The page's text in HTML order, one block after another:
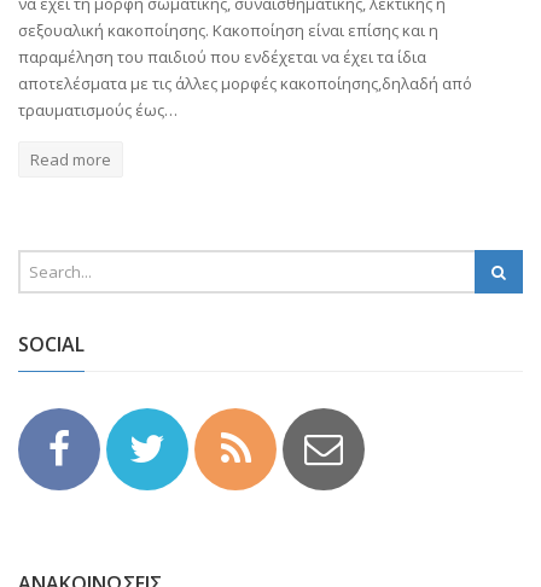
σεξουαλική κακοποίησης. Κακοποίηση είναι επίσης και η
παραμέληση του παιδιού που ενδέχεται να έχει τα ίδια
αποτελέσματα με τις άλλες μορφές κακοποίησης,δηλαδή από
τραυματισμούς έως…
Read more
SOCIAL